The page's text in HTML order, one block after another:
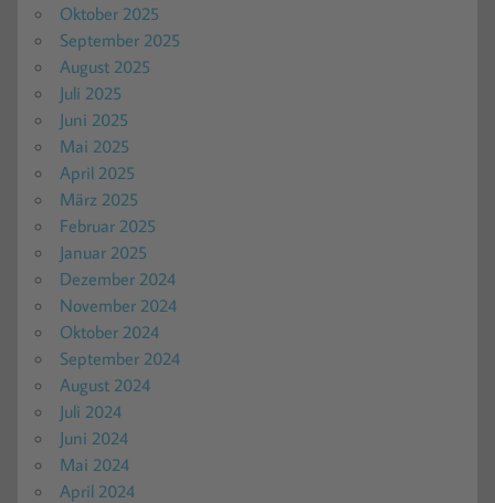
Oktober 2025
September 2025
August 2025
Juli 2025
Juni 2025
Mai 2025
April 2025
März 2025
Februar 2025
Januar 2025
Dezember 2024
November 2024
Oktober 2024
September 2024
August 2024
Juli 2024
Juni 2024
Mai 2024
April 2024